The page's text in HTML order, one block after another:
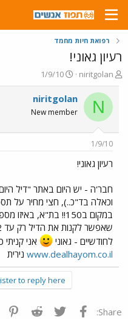
רפואת חיות מחמד
רעיון גאוני!
פ
ו
ת
ח
ה
ו
ש
א
niritgolan
פ
ו
ר
ם
1/9/10
N
niritgolan
New member
1/9/10
רעיון גאוני!
חבר'ה - יש היום באתר "דיל
במקום ב150!! בת"א,
לחודשיים - גאוני
אני קניתי
www.dealhayom.co.il נירית
to reply here.
Share: פייסבוק Twitter
Reddit